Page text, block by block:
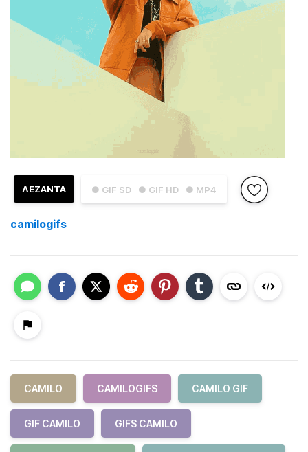
● GIF SD ● GIF HD ● MP4
ΛΕΖΑΝΤΑ
camilogifs
CAMILO CAMILOGIFS CAMILO GIF
GIF CAMILO GIFS CAMILO